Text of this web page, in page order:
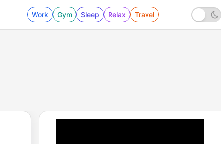
Work Gym Sleep Relax Travel